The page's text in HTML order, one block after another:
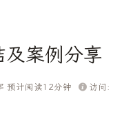
案例分享
预计阅读12分钟
访问: